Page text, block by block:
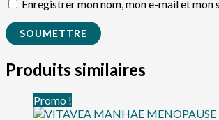
Enregistrer mon nom, mon e-mail et
Produits similaires
Promo !
prix
prix